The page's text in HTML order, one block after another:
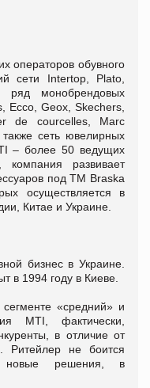
операторов обувного
сети Intertop, Plato,
монобрендовых
Ecco, Geox, Skechers,
de courcelles, Marc
сеть ювелирных
– более 50 ведущих
развивает
под ТМ Braska
осуществляется в
Китае и Украине.
бизнес в Украине.
в 1994 году в Киеве.
«средний» и
MTI, фактически,
в отличие от
Ритейлер не боится
новые решения, в